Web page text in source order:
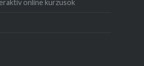
online kurzusok